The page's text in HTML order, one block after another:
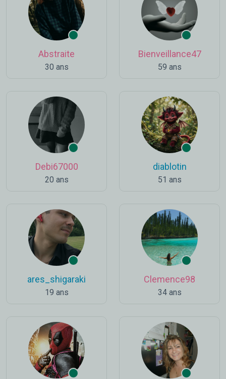
Abstraite
30 ans
Bienveillance47
59 ans
Debi67000
20 ans
diablotin
51 ans
ares_shigaraki
19 ans
Clemence98
34 ans